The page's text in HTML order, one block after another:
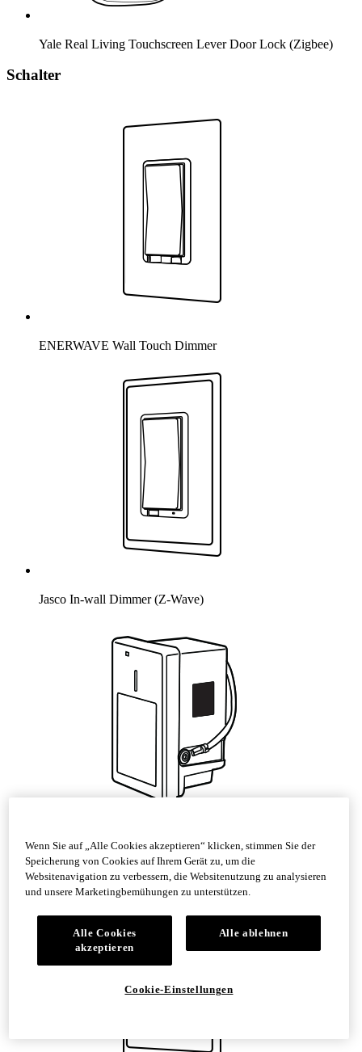
Yale Real Living Touchscreen Lever Door Lock (Zigbee)
Schalter
ENERWAVE Wall Touch Dimmer
Jasco In-wall Dimmer (Z-Wave)
Nortek Isolated Contact Fixture Module
Wenn Sie auf „Alle Cookies akzeptieren“ klicken, stimmen Sie der
Speicherung von Cookies auf Ihrem Gerät zu, um die
Websitenavigation zu verbessern, die Websitenutzung zu analysieren
und unsere Marketingbemühungen zu unterstützen.
Alle Cookies
akzeptieren
Alle ablehnen
Cookie-Einstellungen